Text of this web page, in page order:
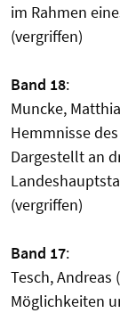
im Rahmen
(vergriffen)
Band 18:
Muncke,
Hemmnisse
Dargestellt an
(vergriffen)
Band 17:
Tesch, Andreas
Möglichkeiten